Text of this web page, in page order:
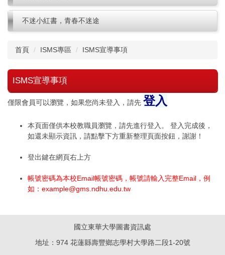
不迷小紅書，青春不迷途
首頁 ISMS專區 ISMS宣導事項
ISMS宣導事項
僅限會員可以瀏覽，如果您尚未登入，請先 登入
本頁面僅供本校教職員瀏覽，請先進行登入。 登入完成後，
如還未顯示資訊，請點擊下方重新整理頁面按鈕，謝謝！
登出鍵在網頁右上方
帳號密碼為本校Email帳號密碼，帳號請輸入完整Email，例
如：example@gms.ndhu.edu.tw
國立東華大學圖書資訊處
地址：974 花蓮縣壽豐鄉志學村大學路二段1-20號